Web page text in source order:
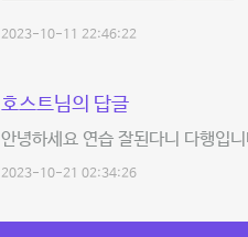
2023-10-11 22:46:22
호스트님의 답글
안녕하세요 연습 잘된다니 다행입
2023-10-21 02:34:26